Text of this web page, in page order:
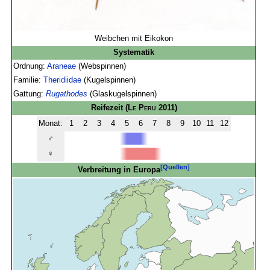
Weibchen mit Eikokon
Systematik
Ordnung:Araneae (Webspinnen)
Familie:Theridiidae (Kugelspinnen)
Gattung:Rugathodes (Glaskugelspinnen)
Reifezeit (Le Peru 2011)
Monat:
1 2 3 4 5 6 7 8 9 10 11
12
♂
♀
Verbreitung in Europa[Quellen]